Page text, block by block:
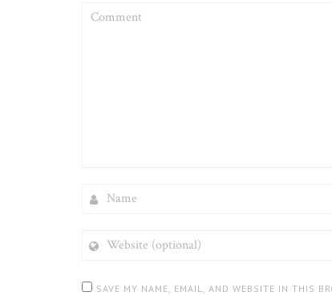
(OPTIONAL)
SAVE MY NAME, EMAIL, AND WEBSITE IN THIS